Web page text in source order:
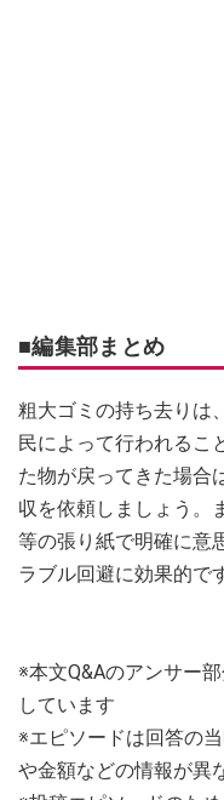
■編集部まとめ
粗大ゴミの持ち去りは
民によって行われるこ
た物が戻ってきた場合
収を依頼しましょう。
等の張り紙で明確に意
ラブル回避に効果的で
※本文Q&Aのアンサー
しています
※エピソードは回答の
や金額などの情報が異